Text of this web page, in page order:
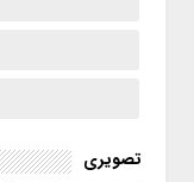
تصویری